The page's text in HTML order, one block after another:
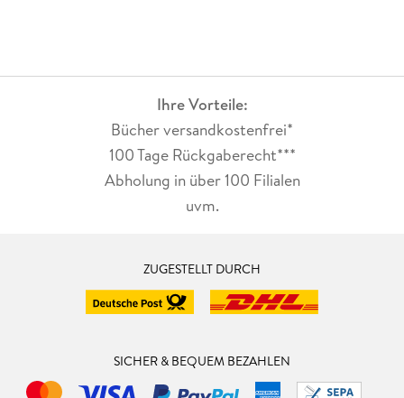
Ihre Vorteile:
Bücher versandkostenfrei*
100 Tage Rückgaberecht***
Abholung in über 100 Filialen
uvm.
ZUGESTELLT DURCH
SICHER & BEQUEM BEZAHLEN